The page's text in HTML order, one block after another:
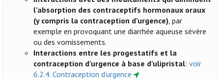
l’absorption des contraceptifs hormonaux oraux
(y compris la contraception d’urgence), par
exemple en provoquant une diarrhée aqueuse sévère
ou des vomissements.
Interactions entre les progestatifs et la
contraception d’urgence à base d’ulipristal:voir
6.2.4. Contraception d’urgence